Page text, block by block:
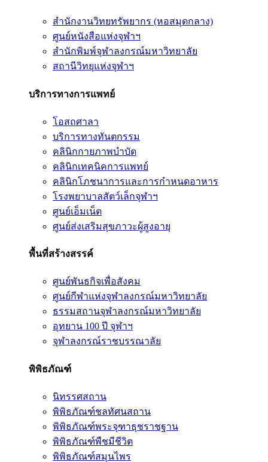
สำนักงานวิทยทรัพยากร (หอสมุดกลาง)
ศูนย์หนังสือแห่งจุฬาฯ
สำนักพิมพ์จุฬาลงกรณ์มหาวิทยาลัย
สถานีวิทยุแห่งจุฬาฯ
บริการทางการแพทย์
โอสถศาลา
บริการทางทันตกรรม
คลินิกกายภาพบำบัด
คลินิกเทคนิคการแพทย์
คลินิกโภชนาการและการกำหนดอาหาร
โรงพยาบาลสัตว์เล็กจุฬาฯ
ศูนย์เอ็มเน็ต
ศูนย์ส่งเสริมสุขภาวะผู้สูงอายุ
พื้นที่สร้างสรรค์
ศูนย์พันธกิจเพื่อสังคม
ศูนย์กีฬาแห่งจุฬาลงกรณ์มหาวิทยาลัย
ธรรมสถานจุฬาลงกรณ์มหาวิทยาลัย
อุทยาน 100 ปี จุฬาฯ
จุฬาลงกรณ์ราชบรรณาลัย
พิพิธภัณฑ์
นิทรรศสถาน
พิพิธภัณฑ์ชลทัศนสถาน
พิพิธภัณฑ์พระจุฑาธุชราชฐาน
พิพิธภัณฑ์พืชมีชีวิต
พิพิธภัณฑ์สมุนไพร